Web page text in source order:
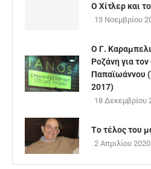
Ο Χίτλερ και
13 Νοεμβρίου
Ο Γ.
Ροζάνη για
Παπαϊωάννου
2017)
18 Δεκεμβρίου
Tο τέλος του
2 Απριλίου 2020